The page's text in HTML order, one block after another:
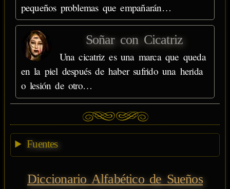
pequeños problemas que empañarán…
Soñar con Cicatriz
Una cicatriz es una marca que queda
en la piel después de haber sufrido una herida
o lesión de otro…
Fuentes
Diccionario Alfabético de Sueños